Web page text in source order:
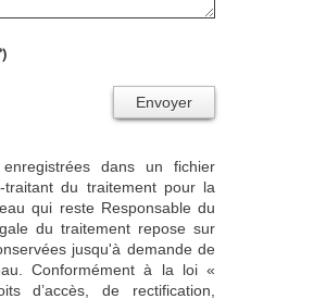
Envoyer
dans un fichier
du traitement pour la
qui reste Responsable du
du traitement repose sur
jusqu'à demande de
Conformément à la loi «
d’accès, de rectification,